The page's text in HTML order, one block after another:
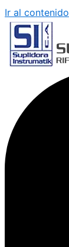
Ir al contenido